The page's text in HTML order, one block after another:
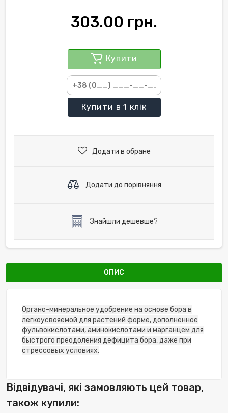
303.00 грн.
Купити
Купити в 1 клік
Додати в обране
Додати до порівняння
Знайшли дешевше?
ОПИС
Органо-минеральное удобрение на основе бора в
легкоусвояемой для растений форме, дополненное
фульвокислотами, аминокислотами и марганцем для
быстрого преодоления дефицита бора, даже при
стрессовых условиях.
Відвідувачі, які замовляють цей товар,
також купили: